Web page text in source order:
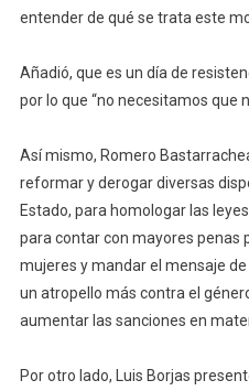
entender de qué se trata este
Añadió, que es un día de
por lo que “no necesitamos que
Así mismo, Romero
reformar y derogar diversas
Estado, para homologar las
para contar con mayores penas
mujeres y mandar el mensaje
un atropello más contra el
aumentar las sanciones en
Por otro lado, Luis Borjas